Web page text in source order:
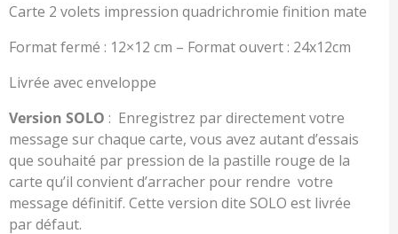
Carte 2 volets impression quadrichromie finition mate
Format fermé : 12×12 cm – Format ouvert : 24x12cm
Livrée avec enveloppe
Version SOLO : Enregistrez par directement votre
message sur chaque carte, vous avez autant d’essais
que souhaité par pression de la pastille rouge de la
carte qu’il convient d’arracher pour rendre votre
message définitif. Cette version dite SOLO est livrée
par défaut.